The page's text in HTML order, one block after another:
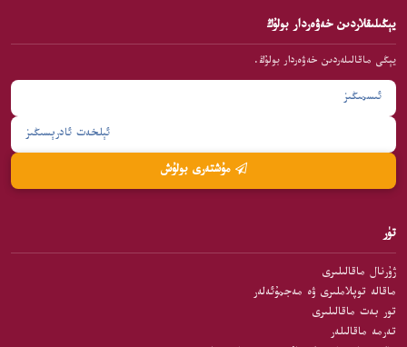
يېڭىلىقلاردىن خەۋەردار بولۇڭ
يېڭى ماقالىلەردىن خەۋەردار بولۇڭ.
تۈر
ژۇرنال ماقالىلىرى
ماقالە توپلاملىرى ۋە مەجمۇئەلەر
تور بەت ماقالىلىرى
تەرمە ماقالىلەر